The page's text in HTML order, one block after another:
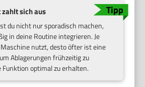
sich aus
du nicht nur sporadisch machen,
in deine Routine integrieren. Je
nutzt, desto öfter ist eine
Ablagerungen frühzeitig zu
optimal zu erhalten.